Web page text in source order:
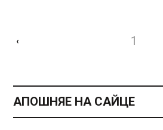
‹ 1
АПОШНЯЕ НА САЙЦЕ